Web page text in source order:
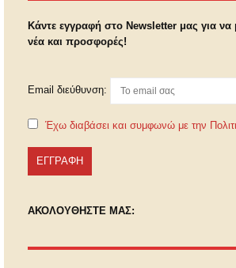
Κάντε εγγραφή στο Newsletter μας για να
νέα και προσφορές!
Email διεύθυνση:
Έχω διαβάσει και συμφωνώ με την
ΑΚΟΛΟΥΘΗΣΤΕ ΜΑΣ: